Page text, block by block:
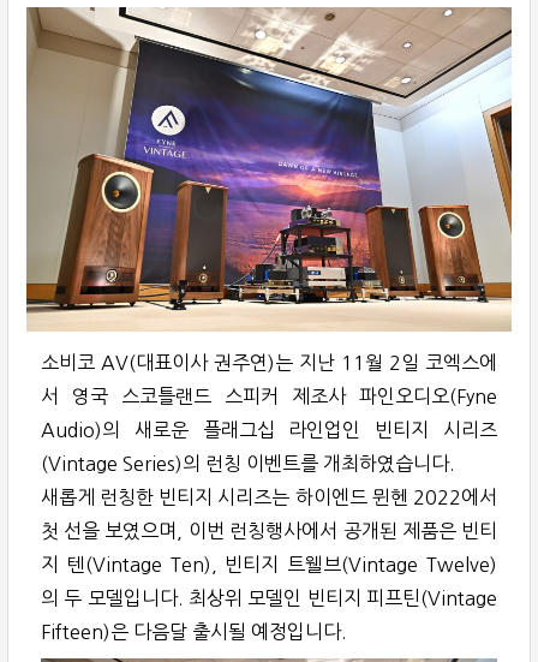
소비코 AV(대표이사 권주연)는 지난 11월 2일 코엑스에
서 영국 스코틀랜드 스피커 제조사 파인오디오(Fyne
Audio)의 새로운 플래그십 라인업인 빈티지 시리즈
(Vintage Series)의 런칭 이벤트를 개최하였습니다.
새롭게 런칭한 빈티지 시리즈는 하이엔드 뮌헨 2022에서
첫 선을 보였으며, 이번 런칭행사에서 공개된 제품은 빈티
지 텐(Vintage Ten), 빈티지 트웰브(Vintage Twelve)
의 두 모델입니다. 최상위 모델인 빈티지 피프틴(Vintage
Fifteen)은 다음달 출시될 예정입니다.